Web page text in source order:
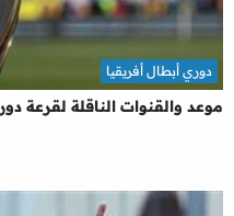
موعد والقنوات الناقلة لقرعة
دوري أبطال أفريقيا